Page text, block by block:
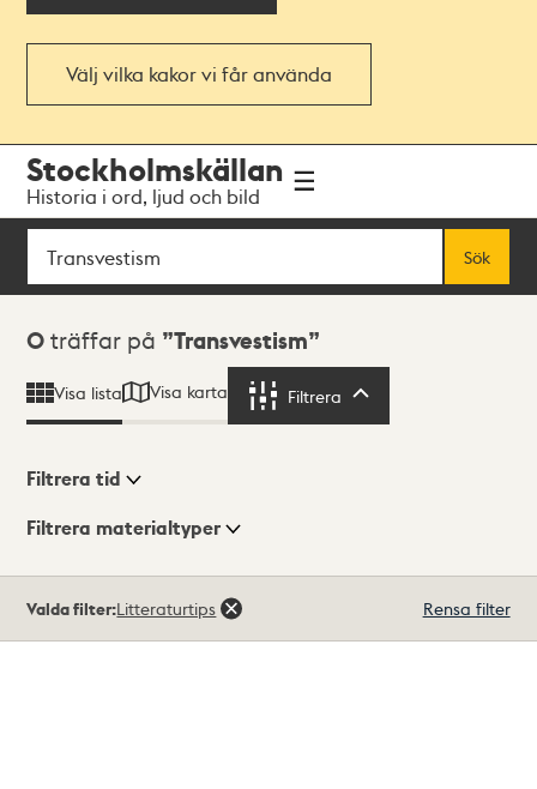
Välj vilka kakor vi får använda
navigationen
huvudinnehållet
Stockholmskällan
Historia i ord, ljud och bild
Sök
Sök
Sökresultat
0 träffar på Transvestism
Visa lista Visa karta Filtrera
Visningsläge
Filtrera tid
Filtrera materialtyper
träffar
Valda filter:Litteraturtips Rensa filter